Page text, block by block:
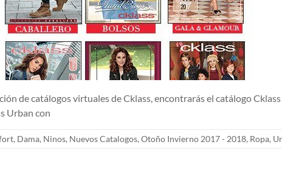
de catálogos virtuales de Cklass, encontrarás el catálogo Cklass
Urban con
, Dama, Ninos, Nuevos Catalogos, Otoño Invierno 2017 - 2018, Ropa,